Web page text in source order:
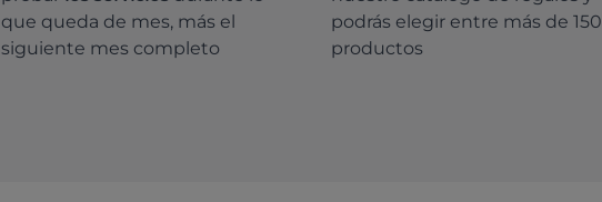
que queda de mes, más el
siguiente mes completo
podrás elegir entre más de 150
productos